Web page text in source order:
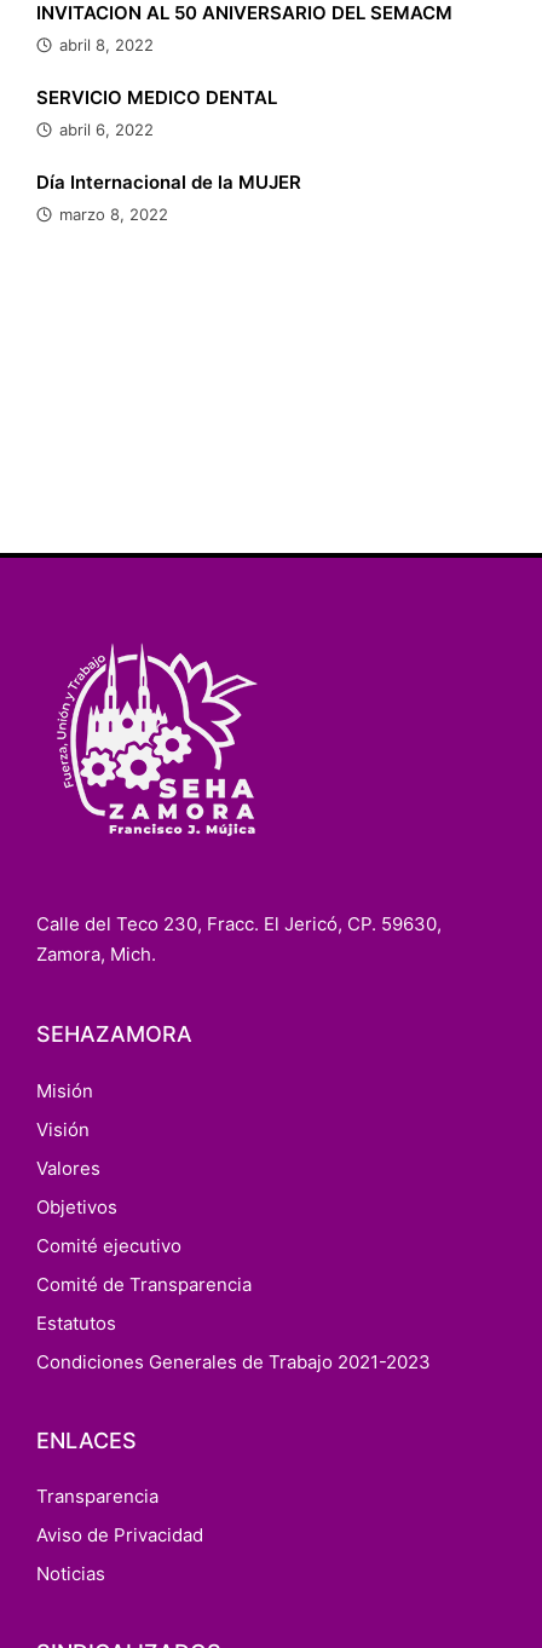
INVITACION AL 50 ANIVERSARIO DEL SEMACM
abril 8, 2022
SERVICIO MEDICO DENTAL
abril 6, 2022
Día Internacional de la MUJER
marzo 8, 2022
Calle del Teco 230, Fracc. El Jericó, CP. 59630,
Zamora, Mich.
SEHAZAMORA
Misión
Visión
Valores
Objetivos
Comité ejecutivo
Comité de Transparencia
Estatutos
Condiciones Generales de Trabajo 2021-2023
ENLACES
Transparencia
Aviso de Privacidad
Noticias